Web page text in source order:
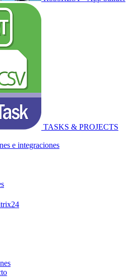
TASKS & PROJECTS
e integraciones